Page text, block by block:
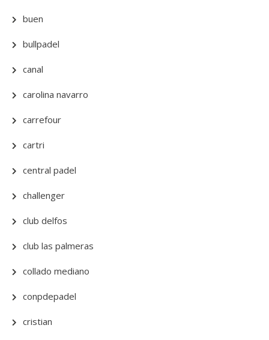
buen
bullpadel
canal
carolina navarro
carrefour
cartri
central padel
challenger
club delfos
club las palmeras
collado mediano
conpdepadel
cristian